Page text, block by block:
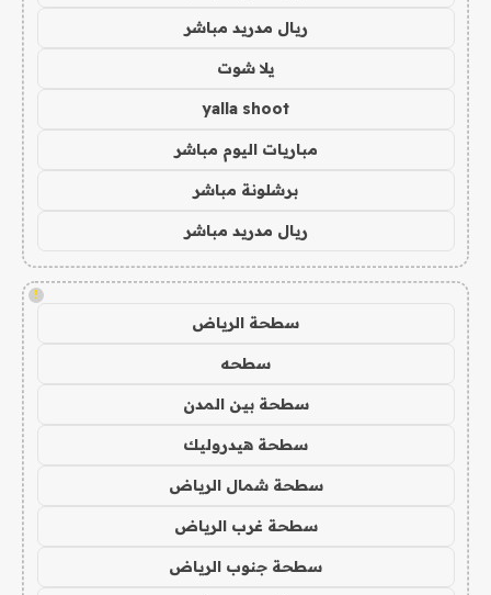
ريال مدريد مباشر
يلا شوت
yalla shoot
مباريات اليوم مباشر
برشلونة مباشر
ريال مدريد مباشر
!
سطحة الرياض
سطحه
سطحة بين المدن
سطحة هيدروليك
سطحة شمال الرياض
سطحة غرب الرياض
سطحة جنوب الرياض